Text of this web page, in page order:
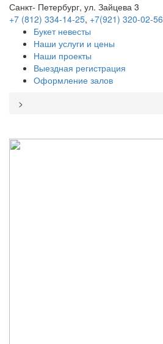
Санкт- Петербург, ул. Зайцева 3
+7 (812) 334-14-25, +7(921) 320-02-56
Букет невесты
Наши услуги и цены
Наши проекты
Выездная регистрация
Оформление залов
>